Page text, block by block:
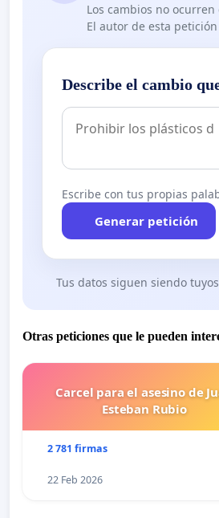
Los cambios no
El autor de esta
Describe el cambio
Escribe con tus propias
Generar petición
Tus datos siguen siendo tuyos
Otras peticiones que le pueden
Carcel para el asesino de
Esteban Rubio
2 781 firmas
22 Feb 2026